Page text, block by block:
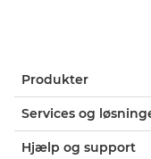
Produkter
Services og
Hjælp og support